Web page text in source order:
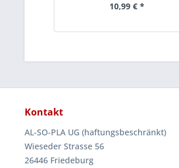
10,99 € *
Kontakt
AL-SO-PLA UG (haftungsbeschränkt)
Wieseder Strasse 56
26446 Friedeburg